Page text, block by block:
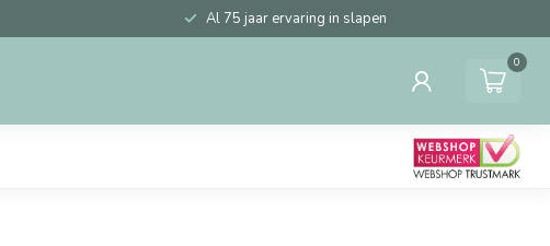
Al 75 jaar ervaring in slapen
0